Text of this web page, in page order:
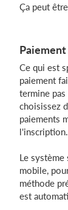
Ça peut
Ce qui est
paiement
termine
choisissez
paiements
l'inscription.
Le
mobile,
méthode
est